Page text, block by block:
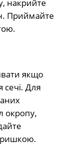
накрийте
Приймайте
якщо
сечі. Для
окропу,